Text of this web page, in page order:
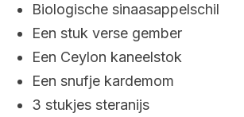
Biologische sinaasappelschil
Een stuk verse gember
Een Ceylon kaneelstok
Een snufje kardemom
3 stukjes steranijs